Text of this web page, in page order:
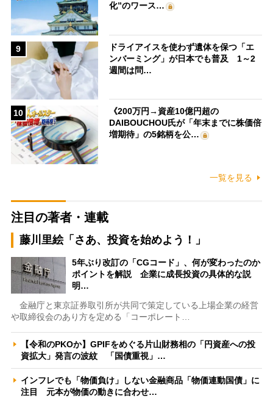
化”のワース…
9
ドライアイスを使わず遺体を保つ「エ
ンバーミング」が日本でも普及 1～2
週間は問…
10
《200万円→資産10億円超の
DAIBOUCHOU氏が「年末までに株価倍
増期待」の5銘柄を公…
一覧を見る
注目の著者・連載
藤川里絵「さあ、投資を始めよう！」
5年ぶり改訂の「CGコード」、何が変わったのか
ポイントを解説 企業に成長投資の具体的な説
明…
金融庁と東京証券取引所が共同で策定している上場企業の経営
や取締役会のあり方を定める「コーポレート…
【令和のPKOか】GPIFをめぐる片山財務相の「円資産への投
資拡大」発言の波紋 「国債重視」…
インフレでも「物価負け」しない金融商品「物価連動国債」に
注目 元本が物価の動きに合わせ…